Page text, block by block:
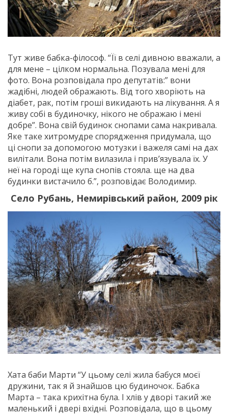
Тут живе бабка-філософ. “Її в селі дивною вважали, а
для мене – цілком нормальна. Позувала мені для
фото. Вона розповідала про депутатів:” вони
жадібні, людей ображають. Від того хворіють на
діабет, рак, потім гроші викидають на лікування. А я
живу собі в будиночку, нікого не ображаю і мені
добре”. Вона свій будинок снопами сама накривала.
Яке таке хитромудре спорядження придумала, що
ці снопи за допомогою мотузки і важеля самі на дах
вилітали. Вона потім вилазила і прив’язувала їх. У
неї на городі ще купа снопів стояла. ще на два
будинки вистачило б.”, розповідає Володимир.
Село Рубань, Немирівський район, 2009 рік
Хата баби Марти “У цьому селі жила бабуся моєї
дружини, так я й знайшов цю будиночок. Бабка
Марта – така крихітна була. І хлів у дворі такий же
маленький і двері вхідні. Розповідала, що в цьому